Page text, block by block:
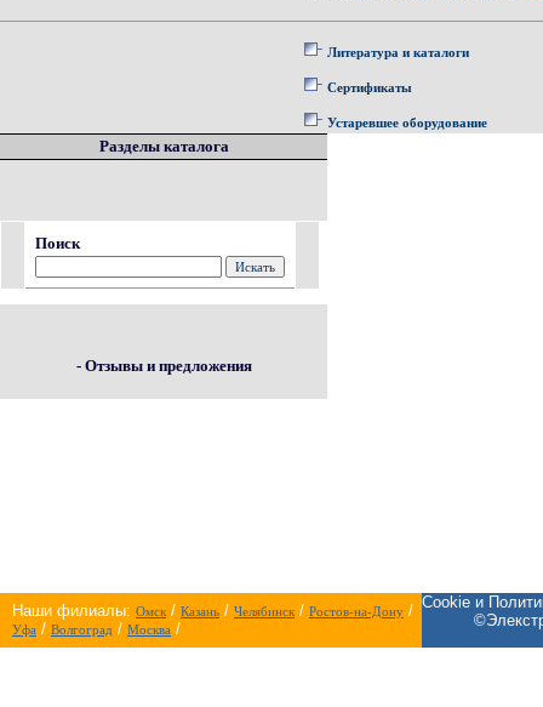
Литература и каталоги
Сертификаты
Устаревшее оборудование
Разделы каталога
Поиск
- Отзывы и предложения
Наши филиалы: Омск/ Казань / Челябинск/ Ростов-на-Дону /
Уфа / Волгоград / Москва /
Cookie и